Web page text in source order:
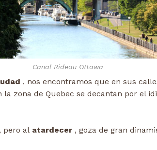
Canal Rideau Ottawa
, nos encontramos que en sus
zona de Quebec se decantan por el
pero al atardecer , goza de gran